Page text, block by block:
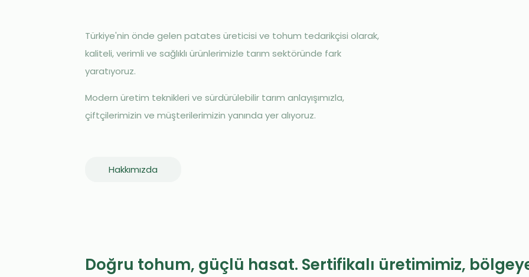
Türkiye'nin önde gelen patates üreticisi ve tohum tedarikçisi olarak,
kaliteli, verimli ve sağlıklı ürünlerimizle tarım sektöründe fark
yaratıyoruz.
Modern üretim teknikleri ve sürdürülebilir tarım anlayışımızla,
çiftçilerimizin ve müşterilerimizin yanında yer alıyoruz.
Hakkımızda
Doğru tohum, güçlü hasat. Sertifikalı üretimimiz,